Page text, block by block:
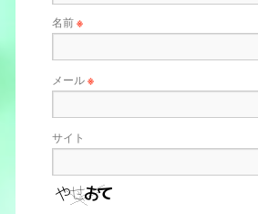
名前※
メール※
サイト